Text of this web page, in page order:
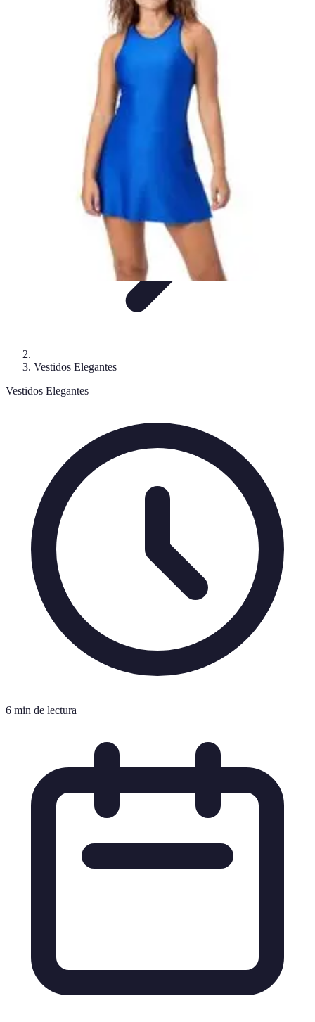
Consejos de EstiloAccesorios y
Moda de Invierno
Vestidos Elegantes
Vestidos Elegantes
6 min de lectura